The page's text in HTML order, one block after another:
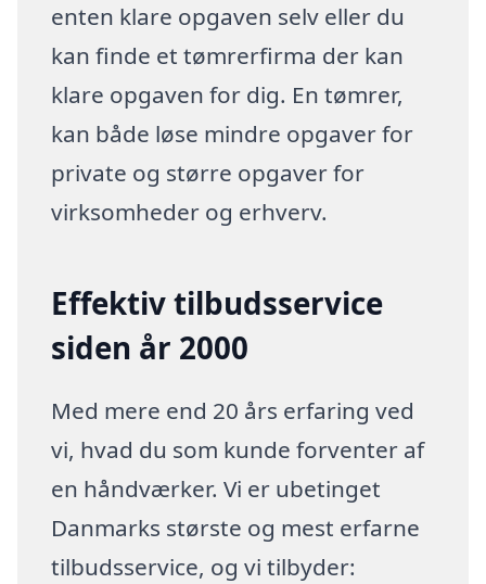
enten klare opgaven selv eller du
kan finde et tømrerfirma der kan
klare opgaven for dig. En tømrer,
kan både løse mindre opgaver for
private og større opgaver for
virksomheder og erhverv.
Effektiv tilbudsservice
siden år 2000
Med mere end 20 års erfaring ved
vi, hvad du som kunde forventer af
en håndværker. Vi er ubetinget
Danmarks største og mest erfarne
tilbudsservice, og vi tilbyder: